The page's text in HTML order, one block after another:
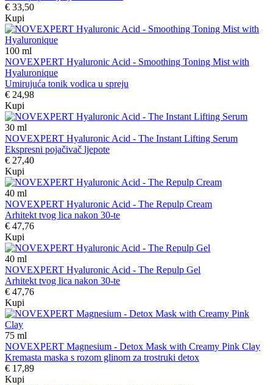
€ 33,50
Kupi
100 ml
NOVEXPERT Hyaluronic Acid - Smoothing Toning Mist with
Hyaluronique
Umirujuća tonik vodica u spreju
€ 24,98
Kupi
30 ml
NOVEXPERT Hyaluronic Acid - The Instant Lifting Serum
Ekspresni pojačivač ljepote
€ 27,40
Kupi
40 ml
NOVEXPERT Hyaluronic Acid - The Repulp Cream
Arhitekt tvog lica nakon 30-te
€ 47,76
Kupi
40 ml
NOVEXPERT Hyaluronic Acid - The Repulp Gel
Arhitekt tvog lica nakon 30-te
€ 47,76
Kupi
75 ml
NOVEXPERT Magnesium - Detox Mask with Creamy Pink Clay
Kremasta maska s rozom glinom za trostruki detox
€ 17,89
Kupi